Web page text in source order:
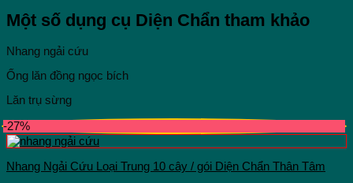
Một số dụng cụ Diện Chẩn tham khảo
Nhang ngải cứu
Ống lăn đồng ngọc bích
Lăn trụ sừng
-27%
Nhang Ngải Cứu Loại Trung 10 cây / gói Diện Chẩn Thân Tâm